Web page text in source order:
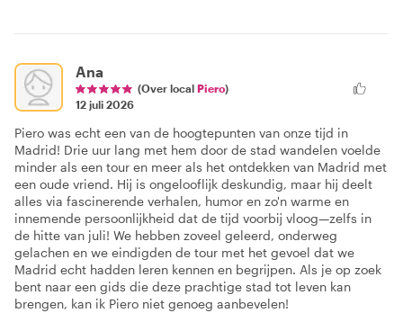
Ana
(Over local Piero)
12 juli 2026
Piero was echt een van de hoogtepunten van onze tijd in
Madrid! Drie uur lang met hem door de stad wandelen voelde
minder als een tour en meer als het ontdekken van Madrid met
een oude vriend. Hij is ongelooflijk deskundig, maar hij deelt
alles via fascinerende verhalen, humor en zo'n warme en
innemende persoonlijkheid dat de tijd voorbij vloog—zelfs in
de hitte van juli! We hebben zoveel geleerd, onderweg
gelachen en we eindigden de tour met het gevoel dat we
Madrid echt hadden leren kennen en begrijpen. Als je op zoek
bent naar een gids die deze prachtige stad tot leven kan
brengen, kan ik Piero niet genoeg aanbevelen!